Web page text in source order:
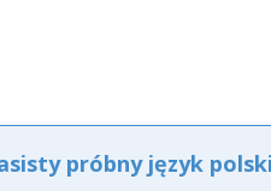
próbny język